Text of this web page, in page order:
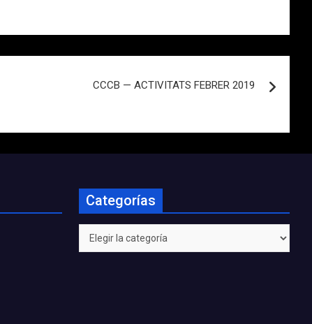
CCCB — ACTIVITATS FEBRER 2019
Categorías
Categorías